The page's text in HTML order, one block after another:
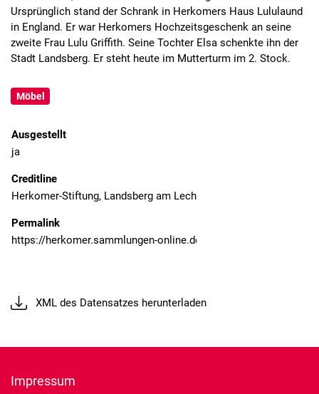
Ursprünglich stand der Schrank in Herkomers Haus Lululaund
in England. Er war Herkomers Hochzeitsgeschenk an seine
zweite Frau Lulu Griffith. Seine Tochter Elsa schenkte ihn der
Stadt Landsberg. Er steht heute im Mutterturm im 2. Stock.
Möbel
Ausgestellt
ja
Creditline
Herkomer-Stiftung, Landsberg am Lech
Permalink
XML des Datensatzes herunterladen
Impressum